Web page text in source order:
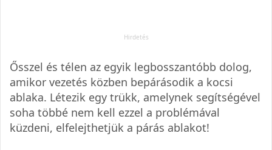
Ősszel és télen az egyik legbosszantóbb dolog,
amikor vezetés közben bepárásodik a kocsi
ablaka. Létezik egy trükk, amelynek segítségével
soha többé nem kell ezzel a problémával
küzdeni, elfelejthetjük a párás ablakot!